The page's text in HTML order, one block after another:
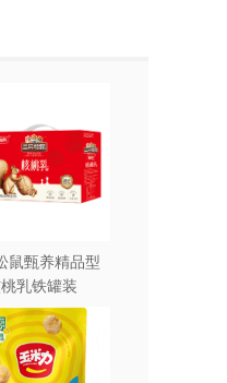
鼠甄养精品型
乳铁罐装
罐